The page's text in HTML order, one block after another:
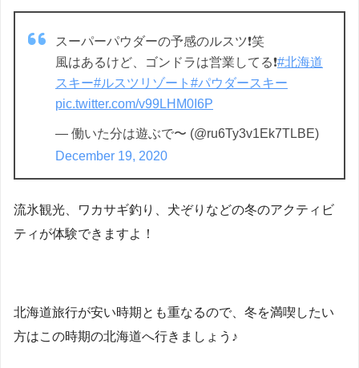
スーパーパウダーの予感のルスツ❗️笑
風はあるけど、ゴンドラは営業してる❗️#北海道
スキー#ルスツリゾート #パウダースキー
pic.twitter.com/v99LHM0I6P
— 働いた分は遊ぶで〜 (@ru6Ty3v1Ek7TLBE)
December 19, 2020
流氷観光、ワカサギ釣り、犬ぞりなどの冬のアクティビ
ティが体験できますよ！
北海道旅行が安い時期とも重なるので、冬を満喫したい
方はこの時期の北海道へ行きましょう♪